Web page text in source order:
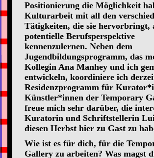
Positionierung die Möglichkeit
Kulturarbeit mit all den
Tätigkeiten, die sie hervorbringt,
potentielle Berufsperspektive
kennenzulernen. Neben dem
Jugendbildungsprogramm, das
Kollegin Ana Manhey und ich
entwickeln, koordiniere ich
Residenzprogramm für
Künstler*innen der Temporary
freue mich sehr darüber, die
Kuratorin und Schriftstellerin
diesen Herbst hier zu Gast zu
Wie ist es für dich, für die
Gallery zu arbeiten? Was magst